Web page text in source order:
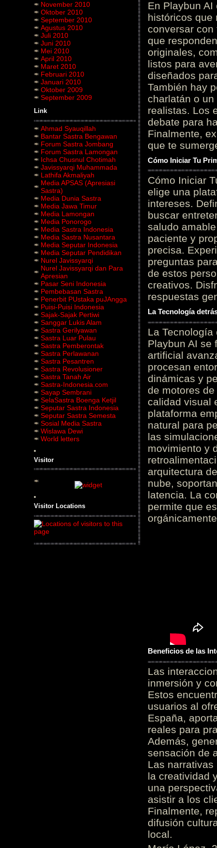
November 2010
Oktober 2010
September 2010
Agustus 2010
Juli 2010
Juni 2010
Mei 2010
April 2010
Maret 2010
Februari 2010
Januari 2010
Oktober 2009
September 2009
Link
Ahmad Syauqillah
Bantar Sastra Bengawan
Forum Sastra Jombang
Forum Sastra Lamongan
Ichsa Chusnul Chotimah
Javissyarqi Muhammada
Lathifa Akmaliyah
Media APSAS (Apresiasi
Sastra)
Media Dunia Sastra
Media Jawa Timur
Media Lamongan
Media Ponorogo
Media Sastra Indonesia
Media Sastra Nusantara
Media Seputar Indonesia
Media Seputar Pendidikan
Nurel Javissyarqi
Nurel Javissyarqi dan Para
Apresian
Pasar Seni Indonesia
Pembebasan Sastra
Penerbit PUstaka puJAngga
Puisi-Puisi Indonesia
Sajak-Sajak Pertiwi
Sanggar Lukis Alam
Sastra Gerilyawan
Sastra Luar Pulau
Sastra Pemberontak
Sastra Perlawanan
Sastra Pesantren
Sastra Revolusioner
Sastra Tanah Air
Sastra-Indonesia.com
Sayap Sembrani
SelaSastra Boenga Ketjil
Seputar Sastra Indonesia
Seputar Sastra Semesta
Sosial Media Sastra
Wislawa Dewi
World letters
Visitor
Visitor Locations
En Playbun
históricos que
conversar
que
originales,
listos para
diseñados
También hay
charlatán o
realistas. Los
debate para
Finalmente,
que te
Cómo Iniciar Tu
Cómo Iniciar
elige una
intereses.
buscar
saludo
paciente y
precisa.
preguntas
de estos
creativos.
respuestas
La Tecnología
La
Playbun AI se
artificial
procesan
dinámicas y
de motores
calidad visual
plataforma
natural para
las
movimiento y
arquitectura
nube,
latencia. La
permite que
Beneficios de las
Las
inmersión y
Estos
usuarios al
España,
reales para
Además,
sensación de
Las
la creatividad
una
asistir a los
Finalmente,
difusión
local.